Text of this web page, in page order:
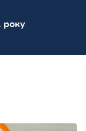
року